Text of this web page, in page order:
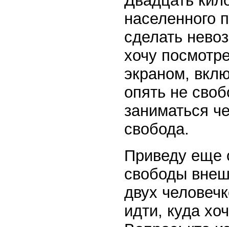
населенного
сделать
хочу
экраном,
опять не
заниматься
свобода.
Приведу еще
свободы
двух
идти, куда